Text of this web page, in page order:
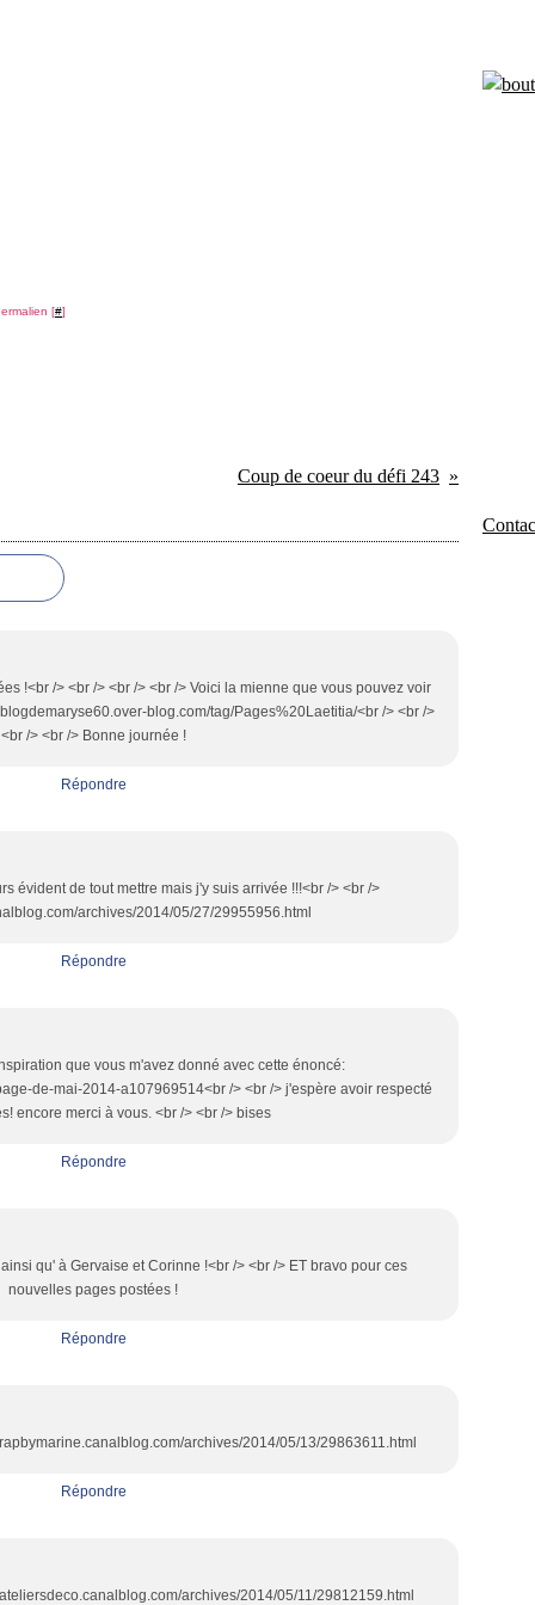
[#]
Coup de coeur du défi 243
!<br /> <br /> <br /> <br /> Voici la mienne que vous pouvez voir
blog.com/tag/Pages%20Laetitia/<br /> <br />
<br /> <br /> Bonne journée !
Répondre
évident de tout mettre mais j'y suis arrivée !!!<br /> <br />
archives/2014/05/27/29955956.html
Répondre
que vous m'avez donné avec cette énoncé:
de-mai-2014-a107969514<br /> <br /> j'espère avoir respecté
encore merci à vous. <br /> <br /> bises
Répondre
qu' à Gervaise et Corinne !<br /> <br /> ET bravo pour ces
nouvelles pages postées !
Répondre
archives/2014/05/13/29863611.html
Répondre
archives/2014/05/11/29812159.html